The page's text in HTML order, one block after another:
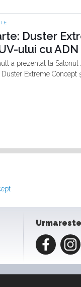
Duster
ului cu
a prezentat la
Extreme